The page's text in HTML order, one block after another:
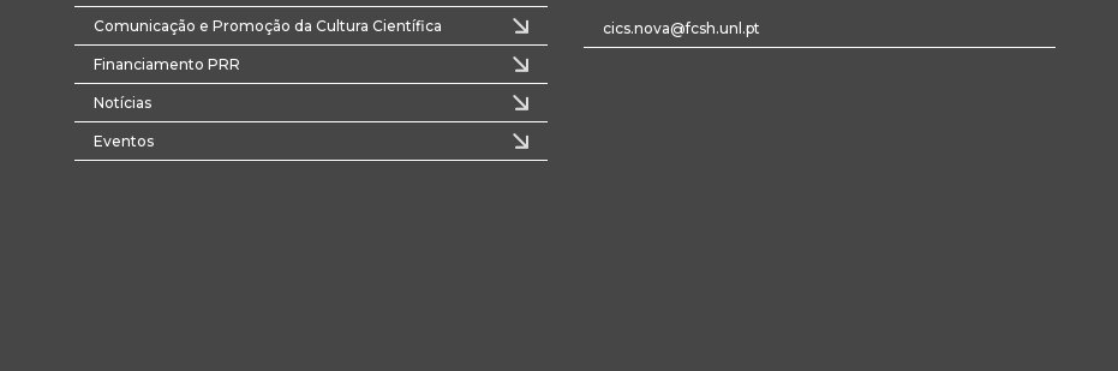
Comunicação e Promoção da Cultura Científica
Financiamento PRR
Notícias
Eventos
cics.nova@fcsh.unl.pt